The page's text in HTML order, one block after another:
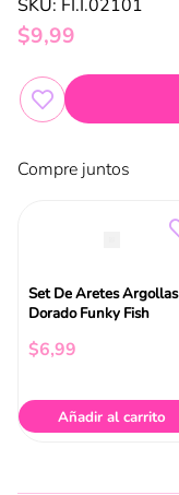
SKU: FI.I.02101
$9,99
Compre juntos
Set De Aretes Argollas
Dorado Funky Fish
$6,99
Añadir al carrito